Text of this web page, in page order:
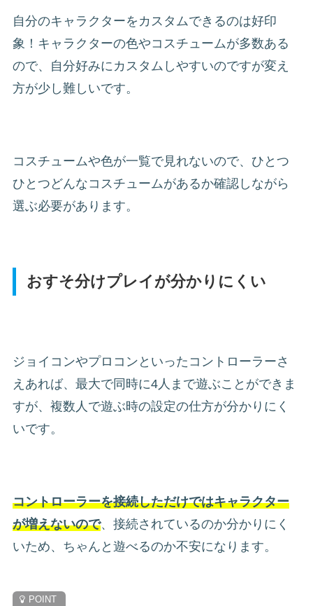
自分のキャラクターをカスタムできるのは好印
象！キャラクターの色やコスチュームが多数ある
ので、自分好みにカスタムしやすいのですが変え
方が少し難しいです。
コスチュームや色が一覧で見れないので、ひとつ
ひとつどんなコスチュームがあるか確認しながら
選ぶ必要があります。
おすそ分けプレイが分かりにくい
ジョイコンやプロコンといったコントローラーさ
えあれば、最大で同時に4人まで遊ぶことができま
すが、複数人で遊ぶ時の設定の仕方が分かりにく
いです。
コントローラーを接続しただけではキャラクター
が増えないので 、接続されているのか分かりにく
いため、ちゃんと遊べるのか不安になります。